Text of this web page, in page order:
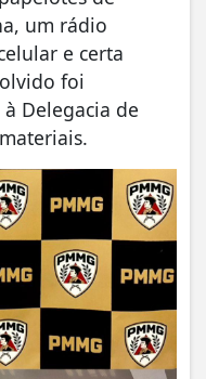
um rádio
e certa
foi
Delegacia de